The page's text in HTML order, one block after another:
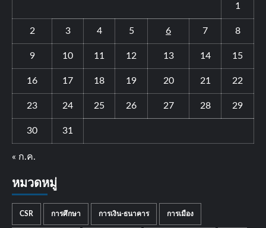
1
2 3 4 5 6 7 8
9 10 11 12 13 14 15
16 17 18 19 20 21 22
23 24 25 26 27 28 29
30 31
« ก.ค.
หมวดหมู่
CSR การศึกษา การเงิน-ธนาคาร การเมือง